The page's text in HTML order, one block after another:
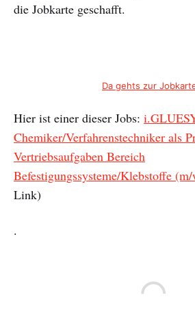
die Jobkarte geschafft.
Da gehts zur
Hier ist einer dieser Jobs:
Chemiker/Verfahrenstechniker als
Vertriebsaufgaben Bereich
Befestigungssysteme/Klebstoffe
Link)
.